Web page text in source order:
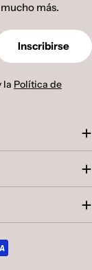
más.
Inscribirse
la Política de